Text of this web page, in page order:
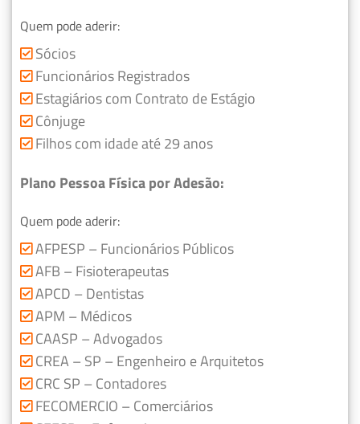
Quem pode aderir:
Sócios
Funcionários Registrados
Estagiários com Contrato de Estágio
Cônjuge
Filhos com idade até 29 anos
Plano Pessoa Física por Adesão:
Quem pode aderir:
AFPESP – Funcionários Públicos
AFB – Fisioterapeutas
APCD – Dentistas
APM – Médicos
CAASP – Advogados
CREA – SP – Engenheiro e Arquitetos
CRC SP – Contadores
FECOMERCIO – Comerciários